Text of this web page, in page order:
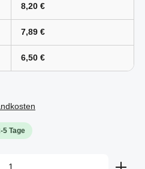
8,20 €
7,89 €
6,50 €
Tage
gewünschten Wert ein